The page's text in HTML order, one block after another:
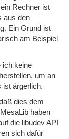
Rechner ist
aus den
Ein Grund ist
am Beispiel
ich keine
um an
ist ärgerlich.
dies dem
haben
die libudevAPI
sich dafür